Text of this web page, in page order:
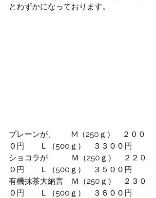
とわずかになっております。
プレーンが、　　M（250ｇ）　２００
０円　　Ｌ（500ｇ）　３３００円
ショコラが　　　Ｍ（250ｇ）　２２０
０円　　Ｌ（500ｇ）　３５００円
有機抹茶大納言　Ｍ（250ｇ）　２３０
０円　　Ｌ（500ｇ）　３６００円